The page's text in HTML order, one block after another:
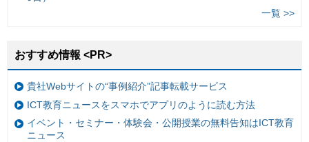
一覧 >>
おすすめ情報 <PR>
貴社Webサイトの“事例紹介”記事転載サービス
ICT教育ニュースをスマホでアプリのように読む方法
イベント・セミナー・体験会・公開授業の無料告知はICT教育
ニュース